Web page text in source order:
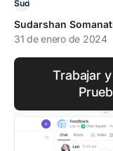
Sudarshan
31 de enero de 2024
Trabajar